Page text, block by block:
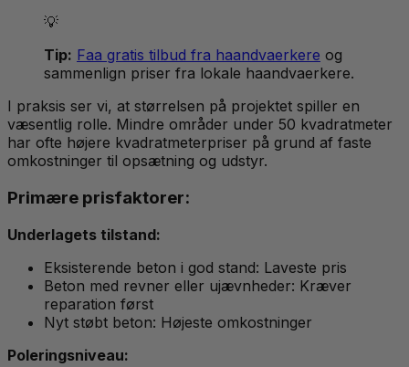
💡
Tip: Faa gratis tilbud fra haandvaerkere og
sammenlign priser fra lokale haandvaerkere.
I praksis ser vi, at størrelsen på projektet spiller en
væsentlig rolle. Mindre områder under 50 kvadratmeter
har ofte højere kvadratmeterpriser på grund af faste
omkostninger til opsætning og udstyr.
Primære prisfaktorer:
Underlagets tilstand:
Eksisterende beton i god stand: Laveste pris
Beton med revner eller ujævnheder: Kræver
reparation først
Nyt støbt beton: Højeste omkostninger
Poleringsniveau: